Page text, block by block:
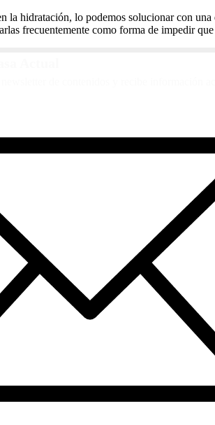
la hidratación, lo podemos solucionar con
frecuentemente como forma de impedir